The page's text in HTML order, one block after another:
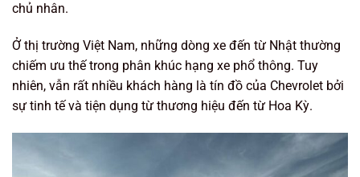
chủ nhân.
Ở thị trường Việt Nam, những dòng xe đến từ Nhật thường
chiếm ưu thế trong phân khúc hạng xe phổ thông. Tuy
nhiên, vẫn rất nhiều khách hàng là tín đồ của Chevrolet bởi
sự tinh tế và tiện dụng từ thương hiệu đến từ Hoa Kỳ.